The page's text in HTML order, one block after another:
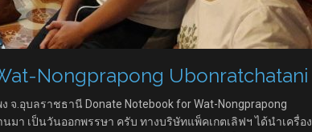
Nongprapong Ubonratchatani
.อุบลราชธานี Donate Notebook for Wat-Nongprapong
มา เป็นวันออกพรรษา ครับ ทางบริษัทแพ็คเกตเลิฟฯ ได้นำเครื่อง